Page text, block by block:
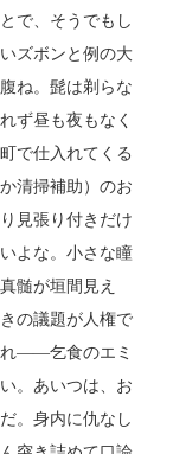
で、そうでもし
ズボンと例の大
ね。髭は剃らな
ず昼も夜もなく
で仕入れてくる
清掃補助）のお
見張り付きだけ
よな。小さな瞳
髄が垣間見え
の議題が人権で
れ――乞食のエミ
。あいつは、お
。身内に仇なし